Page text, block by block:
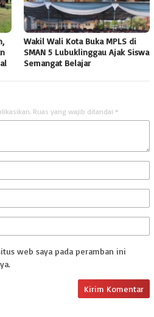
Wakil Wali Kota Buka MPLS di
SMAN 5 Lubuklinggau Ajak Siswa
Semangat Belajar
Ruas yang wajib ditandai *
web saya pada peramban ini